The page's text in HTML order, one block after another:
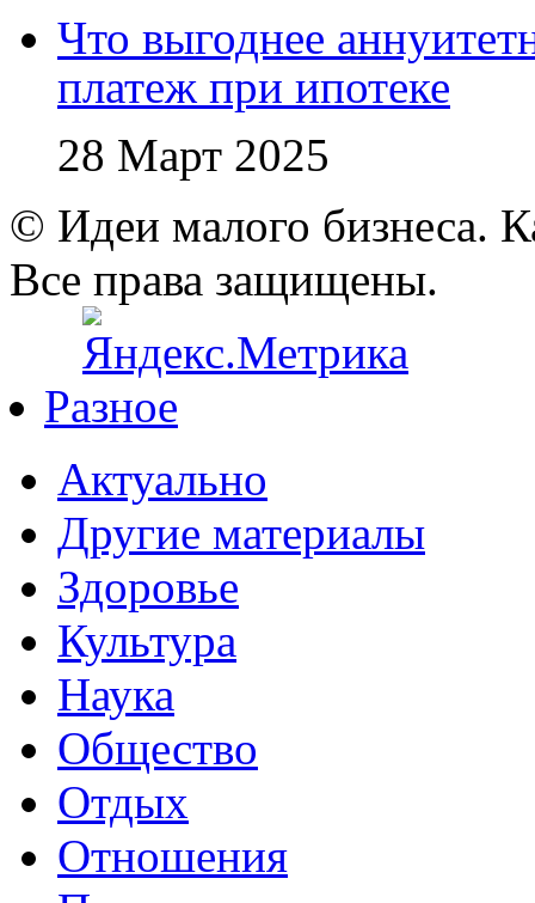
Что выгоднее
платеж при ипотеке
28 Март 2025
© Идеи малого бизнеса.
Все права защищены.
Разное
Актуально
Другие материалы
Здоровье
Культура
Наука
Общество
Отдых
Отношения